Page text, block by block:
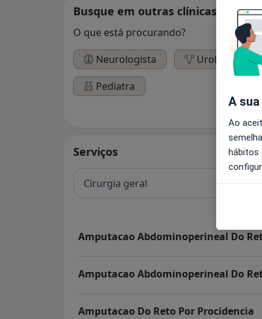
Busque em outras clínicas
O que está procurando?
Neurologista
Urologista
Pediatra
Serviços
Cirurgia geral
Amputacao Abdominoperineal Do
Amputacao Abdominoperineal Do
Amputacao Do Reto Por Procidencia
A
Ao
hábitos